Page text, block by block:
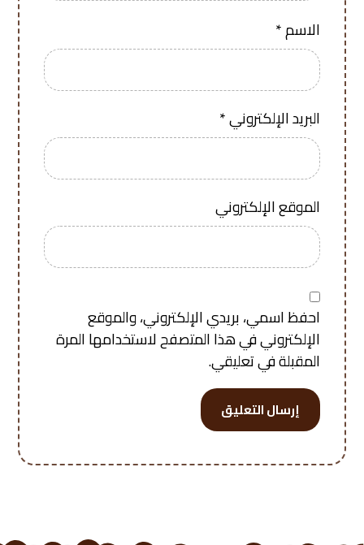
الاسم*
البريد الإلكتروني*
الموقع الإلكتروني
احفظ اسمي، بريدي الإلكتروني، والموقع
الإلكتروني في هذا المتصفح لاستخدامها المرة
المقبلة في تعليقي.
إرسال التعليق